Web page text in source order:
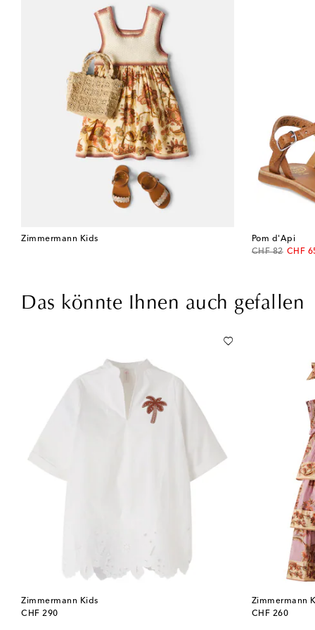
Zimmermann Kids
Pom d'Api
CHF 82
original price
CHF
Das könnte Ihnen auch gefallen
Zimmermann Kids
CHF 290
original price
Zimmermann
CHF 260
original price